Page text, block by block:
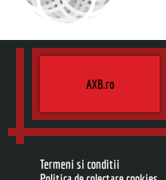
AXB.ro
Termeni si conditii